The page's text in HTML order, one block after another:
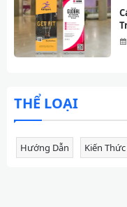
THỂ LOẠI
Hướng Dẫn Kiến Thức